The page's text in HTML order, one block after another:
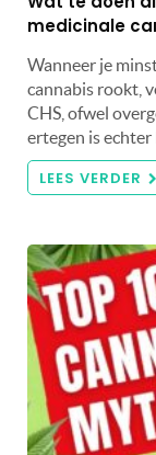
medicinale
Wanneer je
cannabis rookt,
CHS, ofwel
ertegen is
LEES VERDER